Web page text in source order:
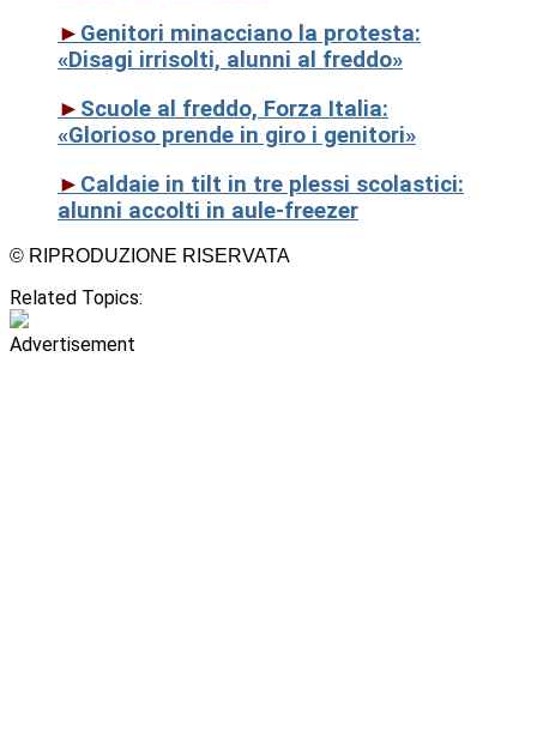
► Genitori minacciano la protesta:
«Disagi irrisolti, alunni al freddo»
► Scuole al freddo, Forza Italia:
«Glorioso prende in giro i genitori»
► Caldaie in tilt in tre plessi scolastici:
alunni accolti in aule-freezer
© RIPRODUZIONE RISERVATA
Related Topics:
Advertisement